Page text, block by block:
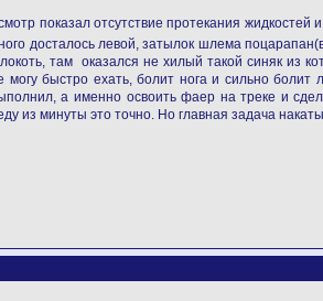
показал отсутствие протекания жидкостей
досталось левой, затылок шлема
там оказался не хилый такой синяк из
быстро ехать, болит нога и сильно болит
а именно освоить фаер на треке и
из минуты это точно. Но главная задача